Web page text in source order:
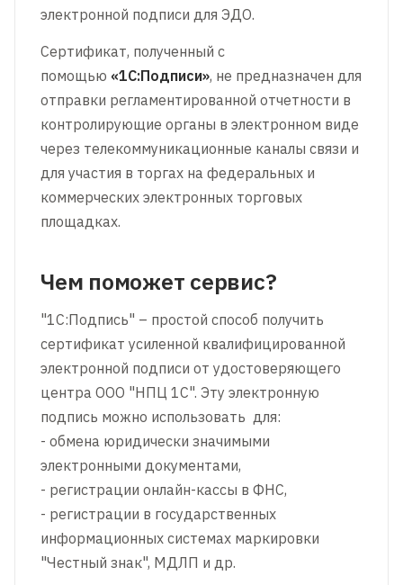
электронной подписи для ЭДО.
Сертификат, полученный с
помощью «1С:Подписи», не предназначен для
отправки регламентированной отчетности в
контролирующие органы в электронном виде
через телекоммуникационные каналы связи и
для участия в торгах на федеральных и
коммерческих электронных торговых
площадках.
Чем поможет сервис?
"1С:Подпись" – простой способ получить
сертификат усиленной квалифицированной
электронной подписи от удостоверяющего
центра ООО "НПЦ 1С". Эту электронную
подпись можно использовать для:
- обмена юридически значимыми
электронными документами,
- регистрации онлайн-кассы в ФНС,
- регистрации в государственных
информационных системах маркировки
"Честный знак", МДЛП и др.